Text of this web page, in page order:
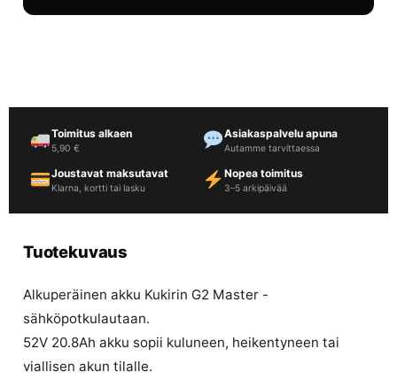
Toimitus alkaen
5,90 €
Asiakaspalvelu apuna
Autamme tarvittaessa
Joustavat maksutavat
Klarna, kortti tai lasku
Nopea toimitus
3–5 arkipäivää
Tuotekuvaus
Alkuperäinen akku Kukirin G2 Master -
sähköpotkulautaan.
52V 20.8Ah akku sopii kuluneen, heikentyneen tai
viallisen akun tilalle.